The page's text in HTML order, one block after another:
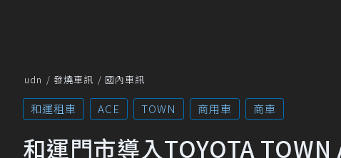
udn 發燒車訊 國內車訊
和運租車 ACE TOWN 商用車 商車
和運門市導入TOYOTA